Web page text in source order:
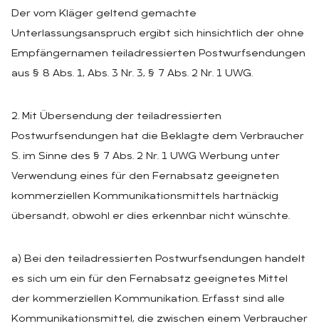
Der vom Kläger geltend gemachte
Unterlassungsanspruch ergibt sich hinsichtlich der ohne
Empfängernamen teiladressierten Postwurfsendungen
aus § 8 Abs. 1, Abs. 3 Nr. 3, § 7 Abs. 2 Nr. 1 UWG.
2. Mit Übersendung der teiladressierten
Postwurfsendungen hat die Beklagte dem Verbraucher
S. im Sinne des § 7 Abs. 2 Nr. 1 UWG Werbung unter
Verwendung eines für den Fernabsatz geeigneten
kommerziellen Kommunikationsmittels hartnäckig
übersandt, obwohl er dies erkennbar nicht wünschte.
a) Bei den teiladressierten Postwurfsendungen handelt
es sich um ein für den Fernabsatz geeignetes Mittel
der kommerziellen Kommunikation. Erfasst sind alle
Kommunikationsmittel, die zwischen einem Verbraucher